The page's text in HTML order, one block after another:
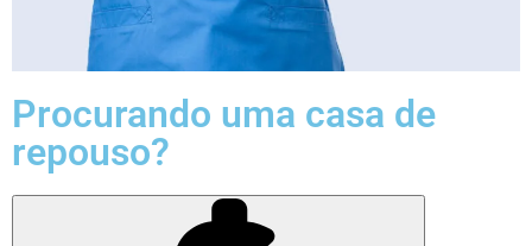
Procurando uma casa de
repouso?